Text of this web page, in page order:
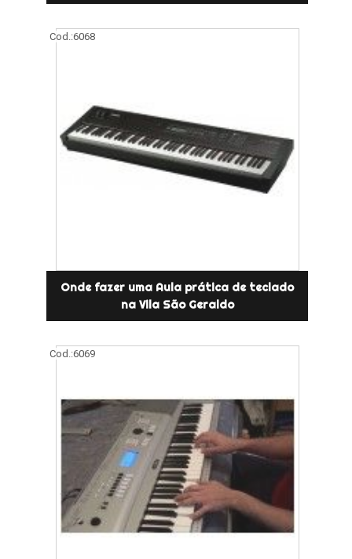
Cod.:6068
Onde fazer uma Aula prática de teclado
na Vila São Geraldo
Cod.:6069